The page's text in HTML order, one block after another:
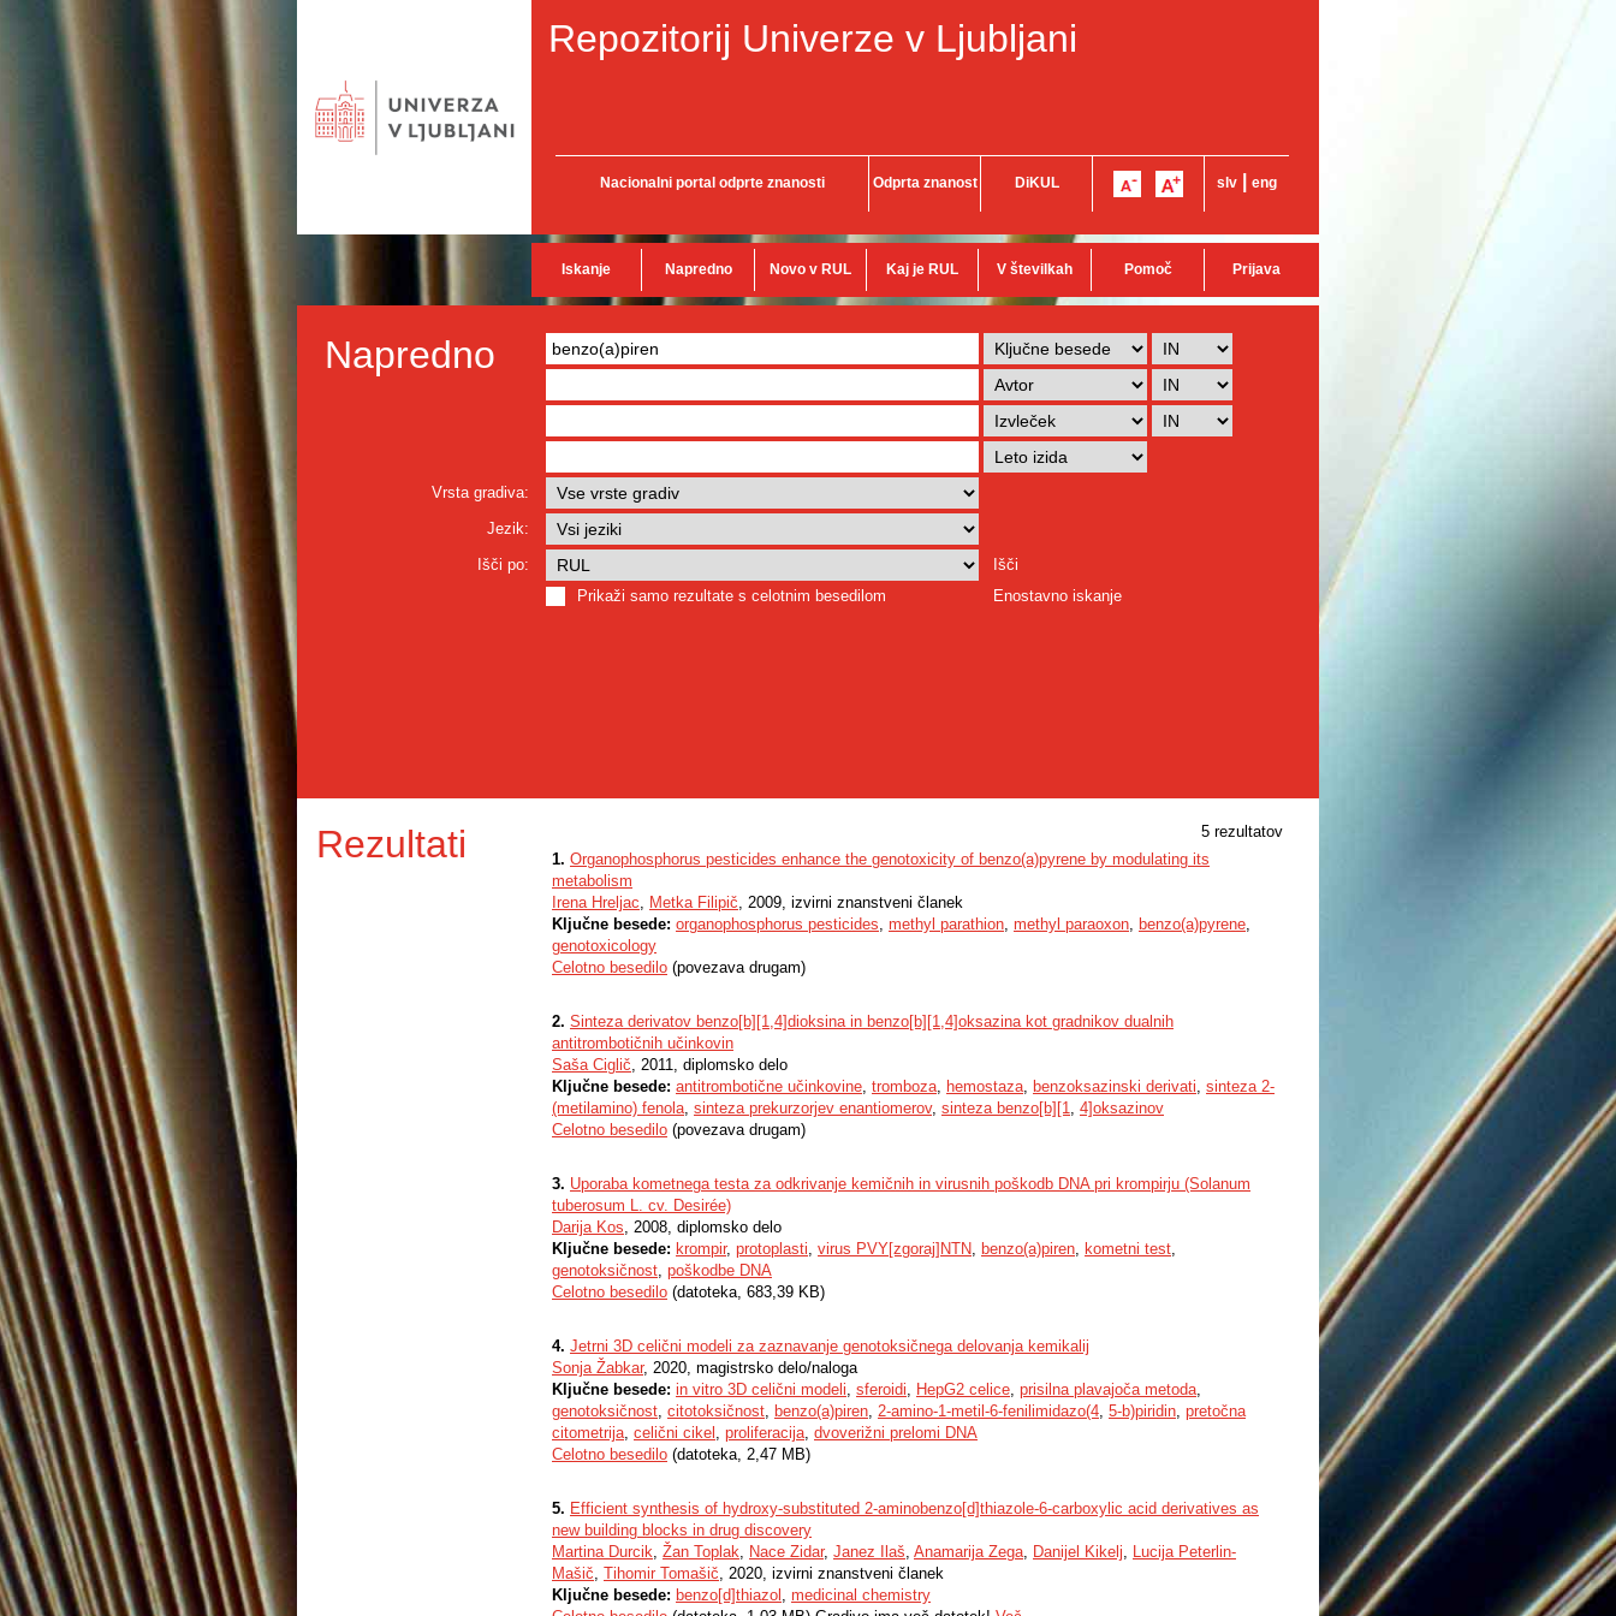
Repozitorij Univerze v Ljubljani
Nacionalni portal odprte znanosti Odprta znanost DiKUL slv eng
Iskanje Napredno Novo v RUL Kaj je RUL V številkah Pomoč Prijava
Napredno
Vrsta gradiva:
Jezik:
Išči po:
Išči
Prikaži samo rezultate s celotnim besedilom
Enostavno iskanje
Rezultati
5 rezultatov
1. Organophosphorus pesticides enhance the genotoxicity of benzo(a)pyrene by modulating its
metabolism
Irena Hreljac, Metka Filipič, 2009, izvirni znanstveni članek
Ključne besede: organophosphorus pesticides, methyl parathion, methyl paraoxon, benzo(a)pyrene,
genotoxicology
Celotno besedilo (povezava drugam)
2. Sinteza derivatov benzo[b][1,4]dioksina in benzo[b][1,4]oksazina kot gradnikov dualnih
antitrombotičnih učinkovin
Saša Ciglič, 2011, diplomsko delo
Ključne besede: antitrombotične učinkovine, tromboza, hemostaza, benzoksazinski derivati, sinteza 2-
(metilamino) fenola, sinteza prekurzorjev enantiomerov, sinteza benzo[b][1, 4]oksazinov
Celotno besedilo (povezava drugam)
3. Uporaba kometnega testa za odkrivanje kemičnih in virusnih poškodb DNA pri krompirju (Solanum
tuberosum L. cv. Desirée)
Darija Kos, 2008, diplomsko delo
Ključne besede: krompir, protoplasti, virus PVY[zgoraj]NTN, benzo(a)piren, kometni test,
genotoksičnost, poškodbe DNA
Celotno besedilo (datoteka, 683,39 KB)
4. Jetrni 3D celični modeli za zaznavanje genotoksičnega delovanja kemikalij
Sonja Žabkar, 2020, magistrsko delo/naloga
Ključne besede: in vitro 3D celični modeli, sferoidi, HepG2 celice, prisilna plavajoča metoda,
genotoksičnost, citotoksičnost, benzo(a)piren, 2-amino-1-metil-6-fenilimidazo(4, 5-b)piridin, pretočna
citometrija, celični cikel , proliferacija, dvoverižni prelomi DNA
Celotno besedilo (datoteka, 2,47 MB)
5. Efficient synthesis of hydroxy-substituted 2-aminobenzo[d]thiazole-6-carboxylic acid derivatives as
new building blocks in drug discovery
Martina Durcik, Žan Toplak, Nace Zidar, Janez Ilaš, Anamarija Zega, Danijel Kikelj, Lucija Peterlin-
Mašič, Tihomir Tomašič, 2020, izvirni znanstveni članek
Ključne besede: benzo[d]thiazol , medicinal chemistry